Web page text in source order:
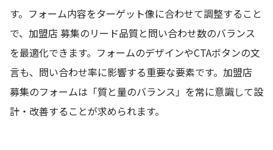
す。フォーム内容をターゲット像に合わせて調整すること
で、加盟店 募集のリード品質と問い合わせ数のバランス
を最適化できます。フォームのデザインやCTAボタンの文
言も、問い合わせ率に影響する重要な要素です。加盟店
募集のフォームは「質と量のバランス」を常に意識して設
計・改善することが求められます。